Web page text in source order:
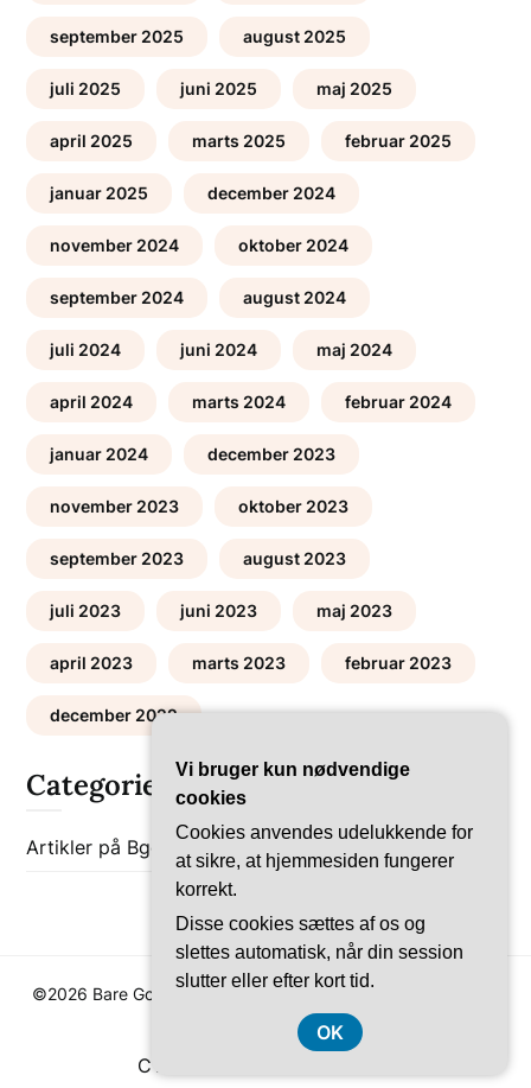
september 2025 august 2025
juli 2025 juni 2025 maj 2025
april 2025 marts 2025 februar 2025
januar 2025 december 2024
november 2024 oktober 2024
september 2024 august 2024
juli 2024 juni 2024 maj 2024
april 2024 marts 2024 februar 2024
januar 2024 december 2023
november 2023 oktober 2023
september 2023 august 2023
juli 2023 juni 2023 maj 2023
april 2023 marts 2023 februar 2023
december 2022
Categories
Artikler på Bgob Bolig-Guides
©2026 Bare Go Bolig| WordPress Theme by
CVR-Nummer DK374 077 39
Vi bruger kun nødvendige
cookies
Cookies anvendes udelukkende for
at sikre, at hjemmesiden fungerer
korrekt.
Disse cookies sættes af os og
slettes automatisk, når din session
slutter eller efter kort tid.
OK